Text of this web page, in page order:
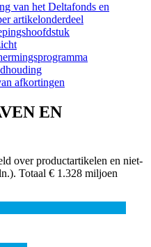
van het Deltafonds en
artikelonderdeel
afkortingen
EN
over productartikelen en niet-
Totaal € 1.328 miljoen